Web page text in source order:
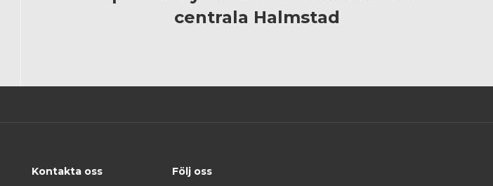
centrala Halmstad
Kontakta oss Följ oss